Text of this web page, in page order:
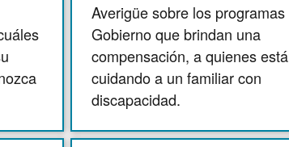
Averigüe sobre los programas
Gobierno que brindan una
compensación, a quienes
cuidando a un familiar con
discapacidad.